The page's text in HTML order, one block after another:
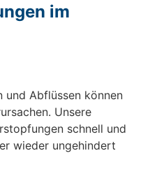
im
und Abflüssen können
Unsere
schnell und
wieder ungehindert